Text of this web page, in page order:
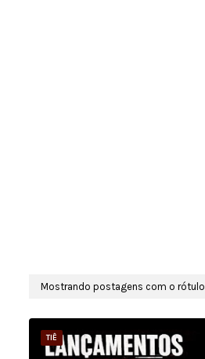
Mostrando postagens com o rótulo
TIÊ